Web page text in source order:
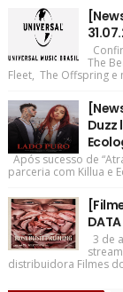
The
Fleet, The Offspring e
Duzz
Após sucesso de
parceria com Killua e
DATA
3 de
distribuidora Filmes